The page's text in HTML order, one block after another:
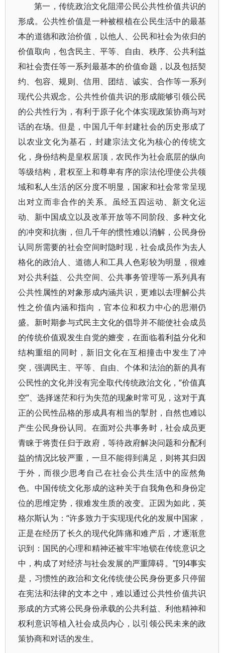
第一，传统政治文化阻滞公民公共性价值共识的
形成。公共性价值是一种被根植在公民生活中的最基
本的道德和政治价值，以他人、公民和社会为依归的
价值取向，包含民主、平等、自由、秩序、公共利益
和社会责任等一系列最基本的价值命题，以及包括契
约、包容、规则、信用、团结、诚实、合作等一系列
现代公共观念。公共性价值共识的形成能够引领公民
的公共性行为，有利于原子化个体实现政策协商与对
话的在场。但是，中国几千年封建社会的历史形成了
以农业文化为基石，封建宗法文化为核心的传统文
化，身份结构是皇权居顶，农民作为社会底层的纵向
等级结构，君权至上和尊卑有序的宗法伦理使公共领
域和私人生活的区分度不明显，国家和社会常常呈现
出对立而非合作的关系。虽经五四运动、新文化运
动、新中国成立以及改革开放等不同阶段、多种文化
的冲突和抗衡，但几千年的惯性难以消解，公民身份
认同所需要的社会空间时隐时现，社会成员作为去人
格化的政治人、道德人和工具人色彩较为明显，很难
对公共利益、公共空间、公共事务管理等一系列具有
公共性属性的对象形成内涵共识，更难以去理解公共
性之价值内涵和指向，官本位和权力中心的思潮仍
盛。新时期参与式民主文化的倡导并不能使社会成员
的传统价值观发生自觉的嬗变，在面临着利益分化和
结构重组的同时，新旧文化在互相撞击中发生了冲
突，强调民主、平等、自由、个体和法治的新的具有
公民性的文化并没有完全取代传统政治文化，“价值真
空”、选择迷茫和行为失范的现象时常可见，这对于真
正的公民性品格的形成具有相当的掣肘，自然也难以
产生公民身份认同。在面对公共事务时，社会成员更
青睐于将责任归于政府，等待政府解决问题和分配利
益的情况比较严重，一旦不能得到满足，则将其归因
于外，而很少思考自己在社会公共生活中的应然角
色。中国传统文化形成的这种关于自我角色和身份定
位的思维定势，很难发生质的改变。正因为如此，英
格尔斯认为：“许多致力于实现现代化的发展中国家，
正是在经历了长久的现代化阵痛和难产后，才逐渐意
识到：国民的心理和精神还被牢牢地锁在传统意识之
中，构成了对经济与社会发展的严重障碍。”[9]4事实
是，习惯性的政治和文化传统使公民身份更多只停留
在宪法和法律的文本之中，难以通过公共性价值共识
形成的方式将公民身份承载的公共利益、利他精神和
权利意识等植入社会成员内心，以引领公民未来的政
策协商和对话的发生。